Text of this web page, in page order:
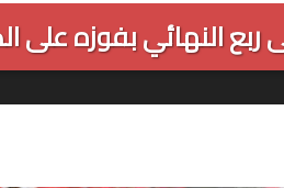
النهائي بفوزه على